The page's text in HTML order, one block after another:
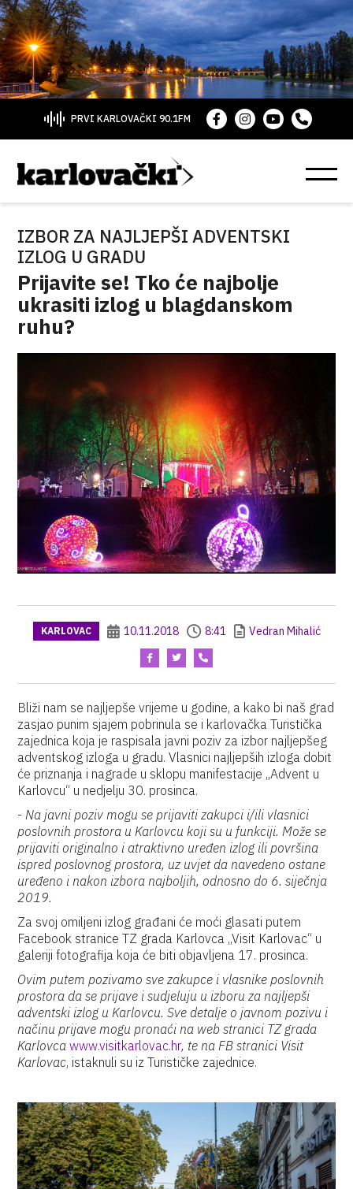
PRVI KARLOVAČKI 90.1FM
IZBOR ZA NAJLJEPŠI ADVENTSKI
IZLOG U GRADU
Prijavite se! Tko će najbolje
ukrasiti izlog u blagdanskom
ruhu?
KARLOVAC 10.11.2018 8:41 Vedran Mihalić
Bliži nam se najljepše vrijeme u godine, a kako bi naš grad
zasjao punim sjajem pobrinula se i karlovačka Turistička
zajednica koja je raspisala javni poziv za izbor najljepšeg
adventskog izloga u gradu. Vlasnici najljepših izloga dobit
će priznanja i nagrade u sklopu manifestacije „Advent u
Karlovcu“ u nedjelju 30. prosinca.
-Na javni poziv mogu se prijaviti zakupci i/ili vlasnici
poslovnih prostora u Karlovcu koji su u funkciji. Može se
prijaviti originalno i atraktivno uređen izlog ili površina
ispred poslovnog prostora, uz uvjet da navedeno ostane
uređeno i nakon izbora najboljih, odnosno do 6. siječnja
2019.
Za svoj omiljeni izlog građani će moći glasati putem
Facebook stranice TZ grada Karlovca „Visit Karlovac“ u
galeriji fotografija koja će biti objavljena 17. prosinca.
Ovim putem pozivamo sve zakupce i vlasnike poslovnih
prostora da se prijave i sudjeluju u izboru za najljepši
adventski izlog u Karlovcu. Sve detalje o javnom pozivu i
načinu prijave mogu pronaći na web stranici TZ grada
Karlovcawww.visitkarlovac.hr, te na FB stranici Visit
Karlovac, istaknuli su iz Turističke zajednice.